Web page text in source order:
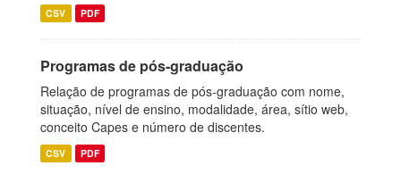
CSV PDF
Programas de pós-graduação
Relação de programas de pós-graduação com nome,
situação, nível de ensino, modalidade, área, sítio web,
conceito Capes e número de discentes.
CSV PDF